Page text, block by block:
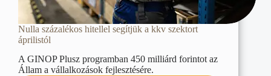
Nulla százalékos hitellel segítjük a kkv szektort
áprilistól
A GINOP Plusz programban 450 milliárd forintot az
Állam a vállalkozások fejlesztésére.